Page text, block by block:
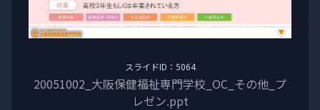
スライドID：5064
20051002_大阪保健福祉専門学校_OC_その他_プ
レゼン.ppt